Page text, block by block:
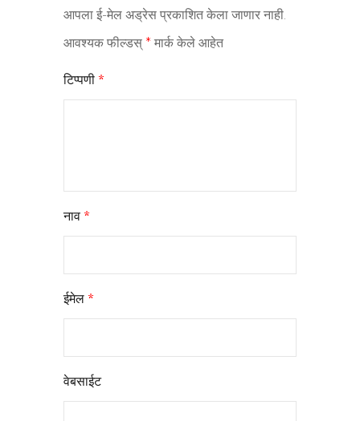
आपला ई-मेल अड्रेस प्रकाशित केला जाणार नाही.
आवश्यक फील्डस् * मार्क केले आहेत
टिप्पणी *
नाव *
ईमेल *
वेबसाईट